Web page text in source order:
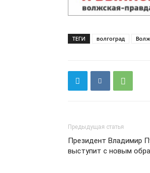
ТЕГИ волгоград
Предыдущая статья
Президент Владимир
выступит с новым